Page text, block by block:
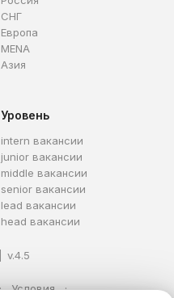
СНГ
Европа
MENA
Азия
Уровень
intern вакансии
junior вакансии
middle вакансии
senior вакансии
lead вакансии
head вакансии
v.4.5
Условия